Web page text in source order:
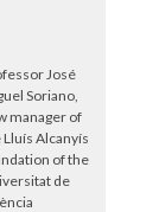
José
Soriano,
manager of
Lluís Alcanyís
of the
de